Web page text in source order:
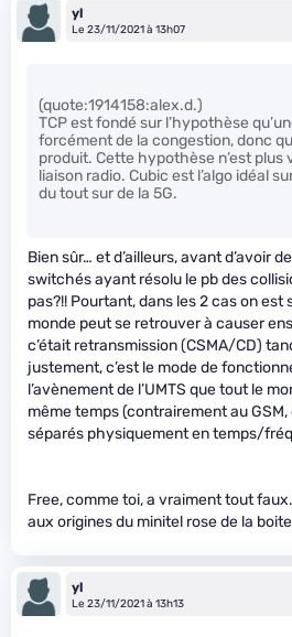
yl
Le 23/11/2021 à 13h07
(quote:1914158:alex.d.)
TCP est fondé sur l’hypothèse
forcément de la congestion, donc
produit. Cette hypothèse n’est plus
liaison radio. Cubic est l’algo idéal
du tout sur de la 5G.
Bien sûr… et d’ailleurs, avant d’avoir
switchés ayant résolu le pb des
pas?!! Pourtant, dans les 2 cas on est
monde peut se retrouver à causer
c’était retransmission (CSMA/CD)
justement, c’est le mode de
l’avènement de l’UMTS que tout le
même temps (contrairement au
séparés physiquement en temps/
Free, comme toi, a vraiment tout
aux origines du minitel rose de la
yl
Le 23/11/2021 à 13h13